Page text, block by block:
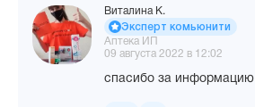
Виталина К.
Эксперт комьюнити
Аптека ИП
09 августа 2022 в 12:02
спасибо за информацию